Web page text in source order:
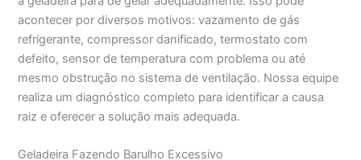
acontecer por diversos motivos: vazamento de gás
refrigerante, compressor danificado, termostato com
defeito, sensor de temperatura com problema ou até
mesmo obstrução no sistema de ventilação. Nossa equipe
realiza um diagnóstico completo para identificar a causa
raiz e oferecer a solução mais adequada.
Geladeira Fazendo Barulho Excessivo